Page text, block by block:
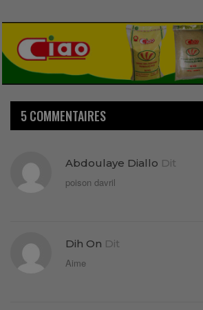
5 COMMENTAIRES
Abdoulaye Diallo Dit
poison davril
Dih On Dit
Aime